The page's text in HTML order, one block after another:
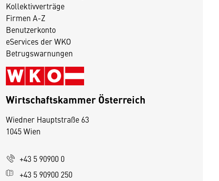
Kollektivverträge
Firmen A-Z
Benutzerkonto
eServices der WKO
Betrugswarnungen
Wirtschaftskammer Österreich
Wiedner Hauptstraße 63
1045 Wien
+43 5 90900 0
+43 5 90900 250
D
s
e